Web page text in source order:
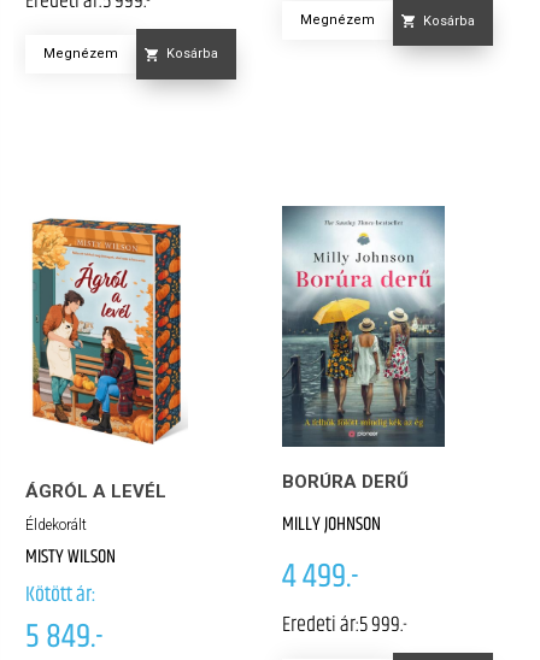
Megnézem Kosárba
Megnézem Kosárba
ÁGRÓL A LEVÉL
Éldekorált
MISTY WILSON
Kötött ár:
5 849.-
BORÚRA DERŰ
MILLY JOHNSON
4 499.-
Eredeti ár:5 999.-